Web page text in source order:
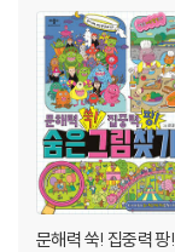
문해력 쑥! 집중력 팡!